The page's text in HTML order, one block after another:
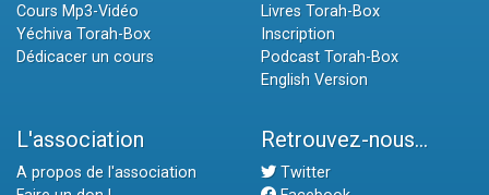
Cours Mp3-Vidéo
Yéchiva Torah-Box
Dédicacer un cours
Livres Torah-Box
Inscription
Podcast Torah-Box
English Version
L'association
A propos de l'association
Retrouvez-nous...
Twitter